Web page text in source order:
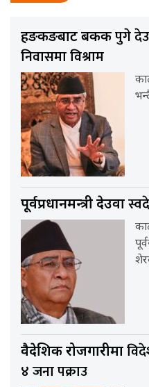
हङकङबाट बैंककपुगे
निवासमा विश्राम
पूर्वप्रधानमन्त्री देउवा
वैदेशिक रोजगारीमा
४ जना पक्राउ